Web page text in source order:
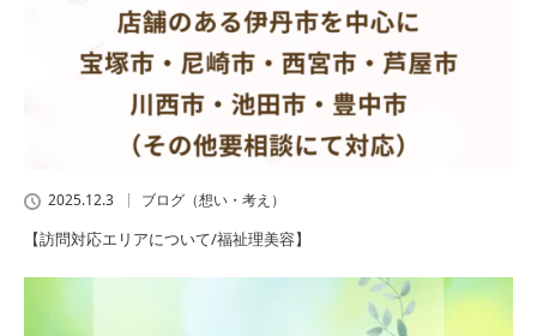
2025.12.3 ブログ（想い・考え）
【訪問対応エリアについて/福祉理美容】